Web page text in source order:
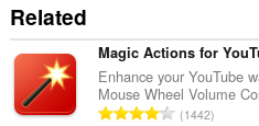
Related
Magic Actions for
Enhance your YouTube
Mouse Wheel Volume
T1442